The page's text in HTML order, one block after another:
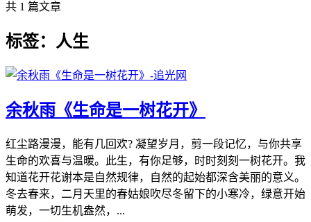
共 1 篇文章
标签：人生
余秋雨《生命是一树花开》
红尘路漫漫，能有几回欢? 凝望岁月，剪一段记忆，与你共享
生命的欢喜与温暖。此生，有你足够，时时刻刻一树花开。我
知道花开花谢本是自然规律，自然的起始都深含美丽的意义。
冬去春来，二月天里的春姑娘吹尽冬留下的小寒冷，绿意开始
萌发，一切生机盎然，...